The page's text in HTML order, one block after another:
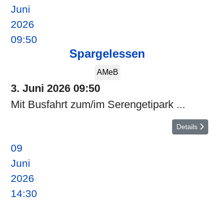
Juni
2026
09:50
Spargelessen
AMeB
3. Juni 2026 09:50
Mit Busfahrt zum/im Serengetipark ...
Details
09
Juni
2026
14:30